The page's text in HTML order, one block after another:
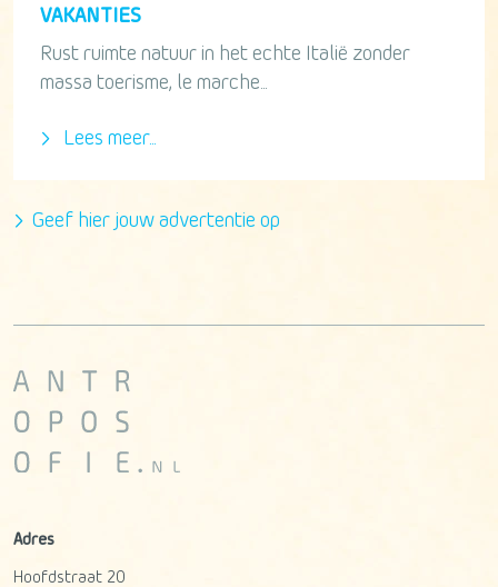
VAKANTIES
Rust ruimte natuur in het echte Italië zonder
massa toerisme, le marche...
Lees meer...
Geef hier jouw advertentie op
Adres
Hoofdstraat 20